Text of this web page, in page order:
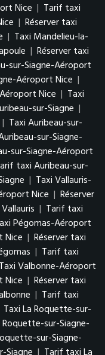
Nice | Tarif taxi
| Réserver taxi
| Taxi Mandelieu-la-
| Réserver taxi
sur-Siagne-Aéroport
Aéroport Nice |
Nice | Taxi
sur-Siagne |
| Taxi Auribeau-sur-
sur-Siagne-
sur-Siagne-Aéroport
taxi Auribeau-sur-
| Taxi Vallauris-
Nice | Réserver
| Tarif taxi
Pégomas-Aéroport
Nice | Réserver taxi
| Tarif taxi
Taxi Valbonne-Aéroport
Nice | Réserver taxi
| Tarif taxi
Taxi La Roquette-sur-
sur-Siagne-
sur-Siagne-